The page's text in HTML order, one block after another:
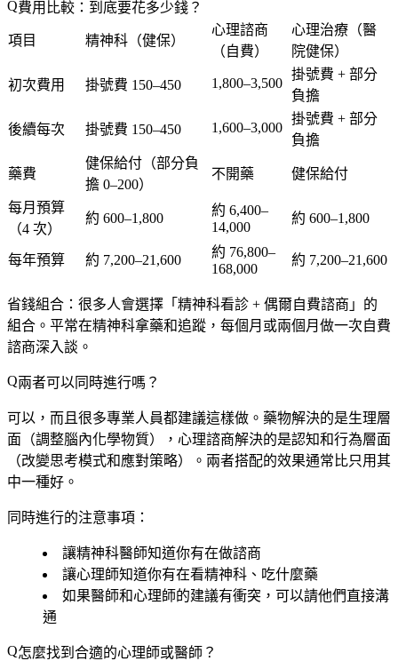
費用比較：到底要花多少錢？
項目 精神科（健保）
心理諮商
（自費）
心理治療（醫
院健保）
初次費用 掛號費 150–450 1,800–3,500
掛號費 + 部分
負擔
後續每次 掛號費 150–450 1,600–3,000
掛號費 + 部分
負擔
藥費
健保給付（部分負
擔 0–200）
不開藥 健保給付
每月預算
（4 次）
約 600–1,800
約 6,400–
14,000
約 600–1,800
每年預算 約 7,200–21,600
約 76,800–
168,000
約 7,200–21,600
省錢組合 ：很多人會選擇「精神科看診 + 偶爾自費諮商」的
組合。平常在精神科拿藥和追蹤，每個月或兩個月做一次自費
諮商深入談。
兩者可以同時進行嗎？
可以，而且很多專業人員都建議這樣做。藥物解決的是生理層
面（調整腦內化學物質），心理諮商解決的是認知和行為層面
（改變思考模式和應對策略）。兩者搭配的效果通常比只用其
中一種好。
同時進行的注意事項 ：
讓精神科醫師知道你有在做諮商
讓心理師知道你有在看精神科、吃什麼藥
如果醫師和心理師的建議有衝突，可以請他們直接溝
通
怎麼找到合適的心理師或醫師？